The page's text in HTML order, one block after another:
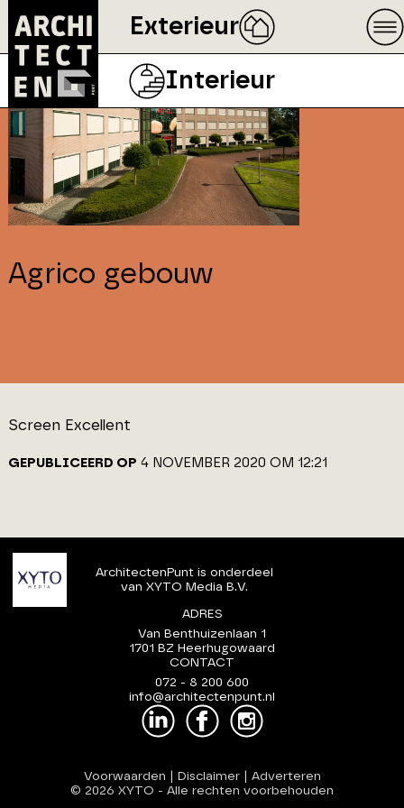
Exterieur
Interieur
Agrico gebouw
Screen Excellent
GEPUBLICEERD OP 4 NOVEMBER 2020 OM 12:21
ArchitectenPunt is onderdeel
van XYTO Media B.V.
ADRES
Van Benthuizenlaan 1
1701 BZ Heerhugowaard
CONTACT
072 - 8 200 600
info@architectenpunt.nl
Voorwaarden Disclaimer| Adverteren
© 2026 XYTO - Alle rechten voorbehouden